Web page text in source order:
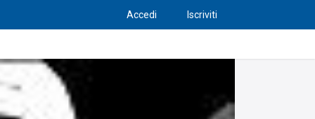
Accedi Iscriviti